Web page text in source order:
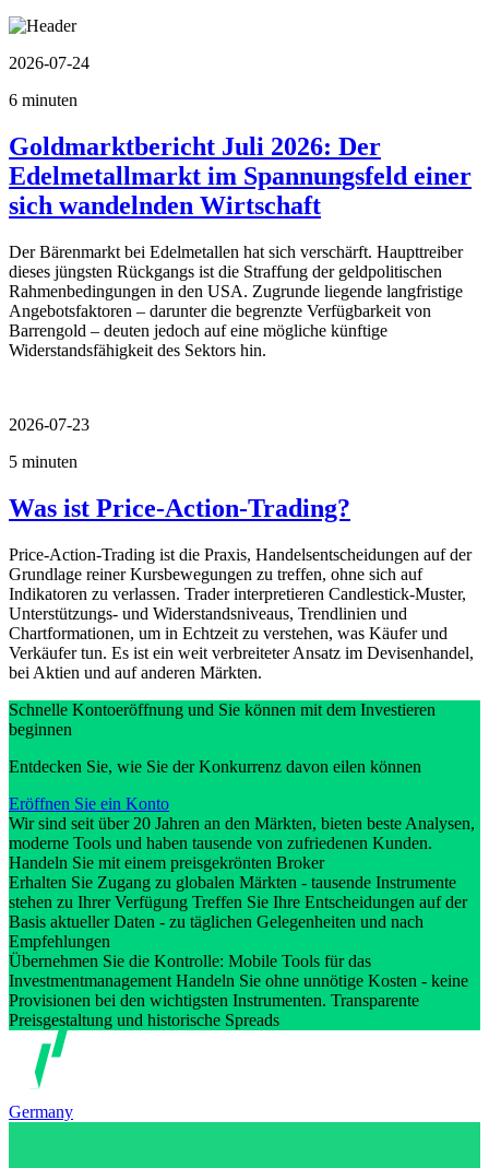
2026-07-24
6 minuten
Goldmarktbericht Juli 2026: Der
Edelmetallmarkt im Spannungsfeld einer
sich wandelnden Wirtschaft
Der Bärenmarkt bei Edelmetallen hat sich verschärft. Haupttreiber
dieses jüngsten Rückgangs ist die Straffung der geldpolitischen
Rahmenbedingungen in den USA. Zugrunde liegende langfristige
Angebotsfaktoren – darunter die begrenzte Verfügbarkeit von
Barrengold – deuten jedoch auf eine mögliche künftige
Widerstandsfähigkeit des Sektors hin.
2026-07-23
5 minuten
Was ist Price-Action-Trading?
Price-Action-Trading ist die Praxis, Handelsentscheidungen auf der
Grundlage reiner Kursbewegungen zu treffen, ohne sich auf
Indikatoren zu verlassen. Trader interpretieren Candlestick-Muster,
Unterstützungs- und Widerstandsniveaus, Trendlinien und
Chartformationen, um in Echtzeit zu verstehen, was Käufer und
Verkäufer tun. Es ist ein weit verbreiteter Ansatz im Devisenhandel,
bei Aktien und auf anderen Märkten.
Schnelle Kontoeröffnung und Sie können mit dem Investieren
beginnen
Entdecken Sie, wie Sie der Konkurrenz davon eilen können
Eröffnen Sie ein Konto
Wir sind seit über 20 Jahren an den Märkten, bieten beste Analysen,
moderne Tools und haben tausende von zufriedenen Kunden.
Handeln Sie mit einem preisgekrönten Broker
Erhalten Sie Zugang zu globalen Märkten - tausende Instrumente
stehen zu Ihrer Verfügung Treffen Sie Ihre Entscheidungen auf der
Basis aktueller Daten - zu täglichen Gelegenheiten und nach
Empfehlungen
Übernehmen Sie die Kontrolle: Mobile Tools für das
Investmentmanagement Handeln Sie ohne unnötige Kosten - keine
Provisionen bei den wichtigsten Instrumenten. Transparente
Preisgestaltung und historische Spreads
Germany